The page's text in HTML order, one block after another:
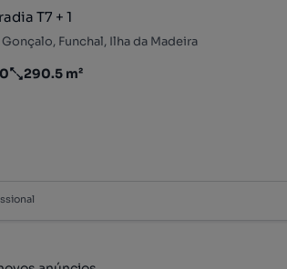
T7 + 1
Gonçalo, Funchal, Ilha da Madeira
por metro quadrado
290.5 m²